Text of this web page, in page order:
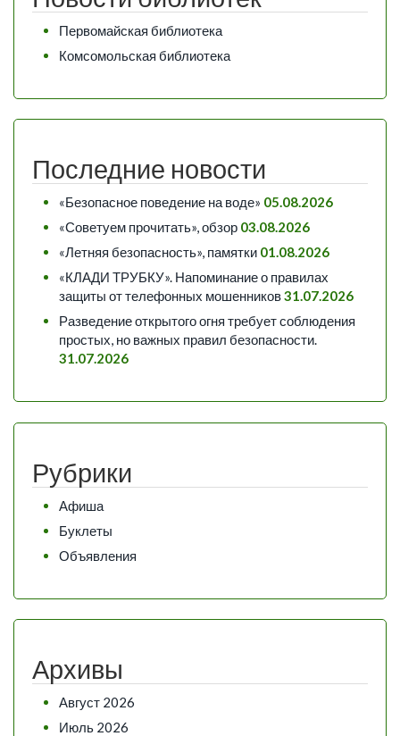
Первомайская библиотека
Комсомольская библиотека
Последние новости
«Безопасное поведение на воде» 05.08.2026
«Советуем прочитать», обзор 03.08.2026
«Летняя безопасность», памятки 01.08.2026
«КЛАДИ ТРУБКУ». Напоминание о правилах
защиты от телефонных мошенников31.07.2026
Разведение открытого огня требует соблюдения
простых, но важных правил безопасности.
31.07.2026
Рубрики
Афиша
Буклеты
Объявления
Архивы
Август 2026
Июль 2026